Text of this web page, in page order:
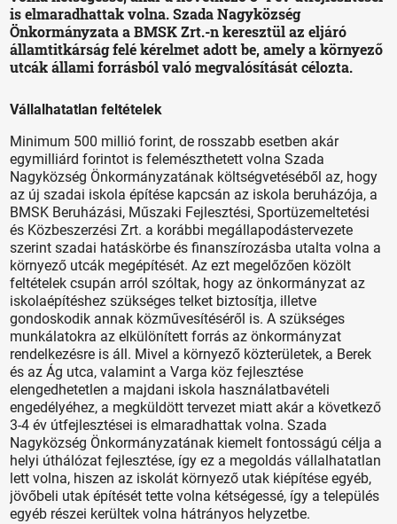
is elmaradhattak volna. Szada Nagyközség
Önkormányzata a BMSK Zrt.-n keresztül az eljáró
államtitkárság felé kérelmet adott be, amely a környező
utcák állami forrásból való megvalósítását célozta.
Vállalhatatlan feltételek
Minimum 500 millió forint, de rosszabb esetben akár
egymilliárd forintot is felemészthetett volna Szada
Nagyközség Önkormányzatának költségvetéséből az, hogy
az új szadai iskola építése kapcsán az iskola beruházója, a
BMSK Beruházási, Műszaki Fejlesztési, Sportüzemeltetési
és Közbeszerzési Zrt. a korábbi megállapodástervezete
szerint szadai hatáskörbe és finanszírozásba utalta volna a
környező utcák megépítését. Az ezt megelőzően közölt
feltételek csupán arról szóltak, hogy az önkormányzat az
iskolaépítéshez szükséges telket biztosítja, illetve
gondoskodik annak közművesítéséről is. A szükséges
munkálatokra az elkülönített forrás az önkormányzat
rendelkezésre is áll. Mivel a környező közterületek, a Berek
és az Ág utca, valamint a Varga köz fejlesztése
elengedhetetlen a majdani iskola használatbavételi
engedélyéhez, a megküldött tervezet miatt akár a következő
3-4 év útfejlesztései is elmaradhattak volna. Szada
Nagyközség Önkormányzatának kiemelt fontosságú célja a
helyi úthálózat fejlesztése, így ez a megoldás vállalhatatlan
lett volna, hiszen az iskolát környező utak kiépítése egyéb,
jövőbeli utak építését tette volna kétségessé, így a település
egyéb részei kerültek volna hátrányos helyzetbe.